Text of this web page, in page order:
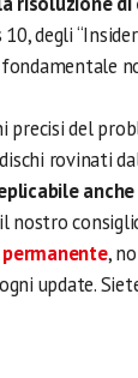
degli
precisi del
rovinati
nostro
,
update.